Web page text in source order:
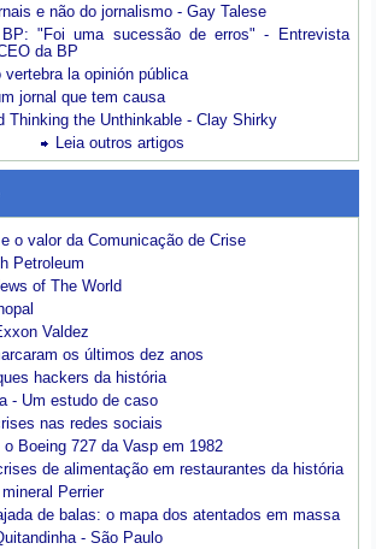
e não do jornalismo - Gay Talese
"Foi uma sucessão de erros" - Entrevista
da BP
vertebra la opinión pública
jornal que tem causa
Thinking the Unthinkable - Clay Shirky
Leia outros artigos
o valor da Comunicação de Crise
Petroleum
of The World
Valdez
os últimos dez anos
hackers da história
- Um estudo de caso
nas redes sociais
Boeing 727 da Vasp em 1982
de alimentação em restaurantes da história
Perrier
de balas: o mapa dos atentados em massa
- São Paulo